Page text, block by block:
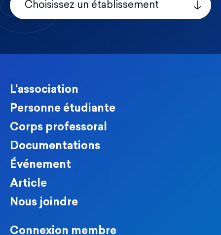
L'association
Personne étudiante
Corps professoral
Documentations
Événement
Article
Nous joindre
Connexion membre
Choisissez un établissement